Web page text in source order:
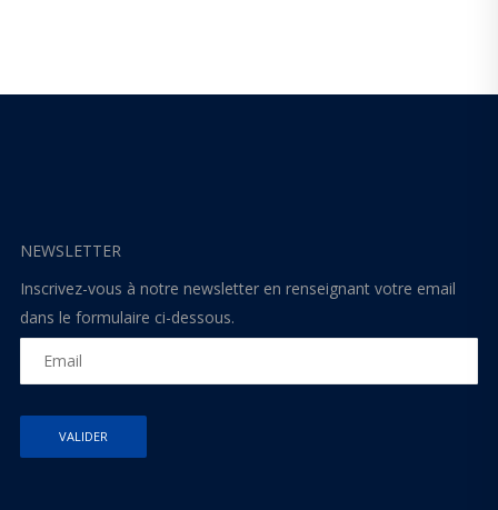
NEWSLETTER
Inscrivez-vous à notre newsletter en renseignant votre email
dans le formulaire ci-dessous.